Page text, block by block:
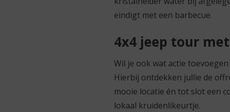
eindigt met een barbecue.
4x4 jeep tour
Wil je ook wat actie
Hierbij ontdekken jullie de
mooie locatie én tot slot een
lokaal kruidenlikeurtje.